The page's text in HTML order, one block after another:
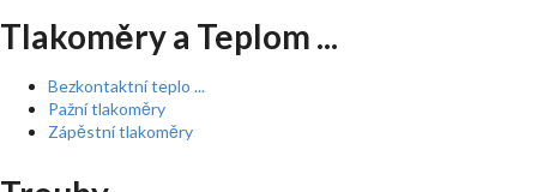
Tlakoměry a Teplom ...
Bezkontaktní teplo ...
Pažní tlakoměry
Zápěstní tlakoměry